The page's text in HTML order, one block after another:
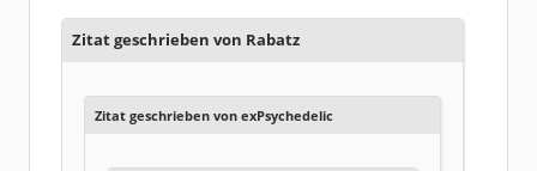
Zitat geschrieben von Rabatz
Zitat geschrieben von exPsychedelic